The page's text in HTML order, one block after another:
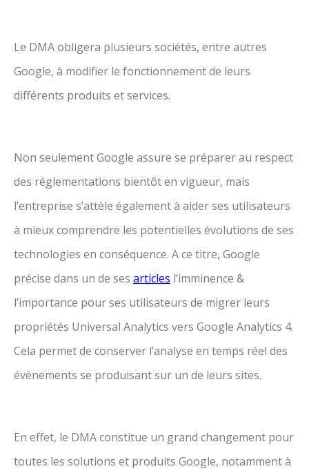
Le DMA obligera plusieurs sociétés, entre autres
Google, à modifier le fonctionnement de leurs
différents produits et services.
Non seulement Google assure se préparer au respect
des réglementations bientôt en vigueur, mais
l’entreprise s’attèle également à aider ses utilisateurs
à mieux comprendre les potentielles évolutions de ses
technologies en conséquence. A ce titre, Google
précise dans un de ses articles l’imminence &
l’importance pour ses utilisateurs de migrer leurs
propriétés Universal Analytics vers Google Analytics 4.
Cela permet de conserver l’analyse en temps réel des
évènements se produisant sur un de leurs sites.
En effet, le DMA constitue un grand changement pour
toutes les solutions et produits Google, notamment à